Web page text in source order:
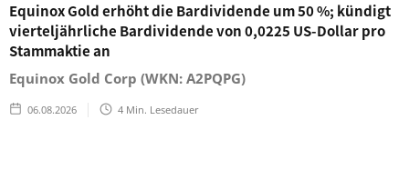
Equinox Gold erhöht die Bardividende um 50 %; kündigt
vierteljährliche Bardividende von 0,0225 US-Dollar pro
Stammaktie an
Equinox Gold Corp (WKN: A2PQPG)
06.08.2026 4 Min. Lesedauer